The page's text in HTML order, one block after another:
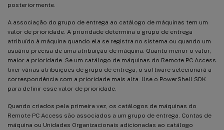
posteriormente.
A associação do grupo de entrega ao catálogo de máquinas tem um
valor de prioridade. A prioridade determina o grupo de entrega
atribuído à máquina quando ela se registra no sistema ou quando um
usuário precisa de uma atribuição de máquina. Quanto menor o valor,
maior a prioridade. Se um catálogo de máquinas do Remote PC Access
tiver várias atribuições de grupo de entrega, o software selecionará a
correspondência com a prioridade mais alta. Use o PowerShell SDK
para definir esse valor de prioridade.
Quando criados pela primeira vez, os catálogos de máquinas do
Remote PC Access são associados a um grupo de entrega. Contas de
máquina ou Unidades Organizacionais adicionadas ao catálogo